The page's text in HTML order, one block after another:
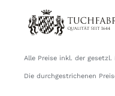
Alle Preise inkl. der gesetzl.
Die durchgestrichenen